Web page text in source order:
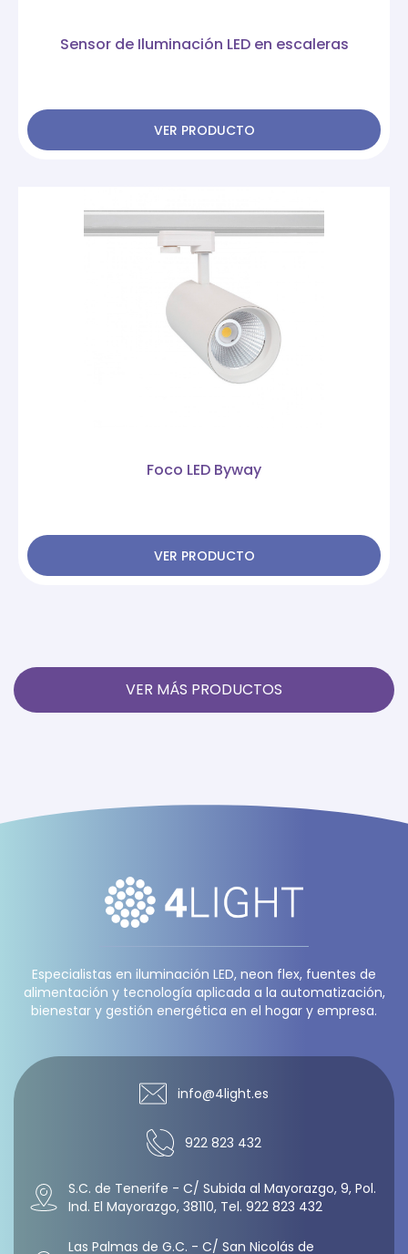
Sensor de Iluminación LED en escaleras
VER PRODUCTO
Foco LED Byway
VER PRODUCTO
VER MÁS PRODUCTOS
Especialistas en iluminación LED, neon flex, fuentes de
alimentación y tecnología aplicada a la automatización,
bienestar y gestión energética en el hogar y empresa.
info@4light.es
922 823 432
S.C. de Tenerife - C/ Subida al Mayorazgo, 9, Pol.
Ind. El Mayorazgo, 38110, Tel. 922 823 432
Las Palmas de G.C. - C/ San Nicolás de